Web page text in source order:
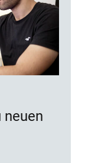
neuen